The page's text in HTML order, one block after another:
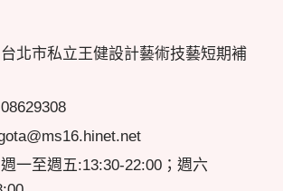
北市私立王健設計藝術技藝短期補
一至週五:13:30-22:00；週六